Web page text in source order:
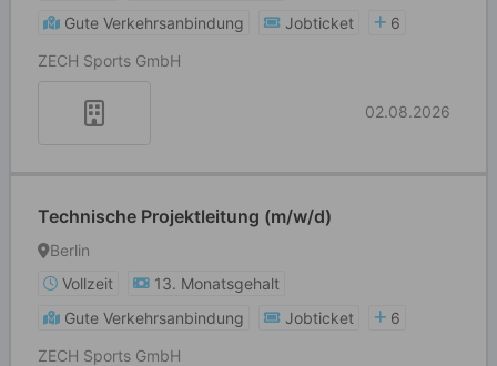
Gute Verkehrsanbindung Jobticket
6
ZECH Sports GmbH
02.08.2026
Technische Projektleitung (m/w/d)
Berlin
Vollzeit
13. Monatsgehalt
Gute Verkehrsanbindung
Jobticket
6
ZECH Sports GmbH